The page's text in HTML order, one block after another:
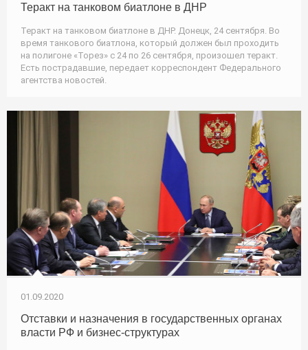
Теракт на танковом биатлоне в ДНР
Теракт на танковом биатлоне в ДНР. Донецк, 24 сентября. Во
время танкового биатлона, который должен был проходить
на полигоне «Торез» с 24 по 26 сентября, произошел теракт.
Есть пострадавшие, передает корреспондент Федерального
агентства новостей.
01.09.2020
Отставки и назначения в государственных органах
власти РФ и бизнес-структурах